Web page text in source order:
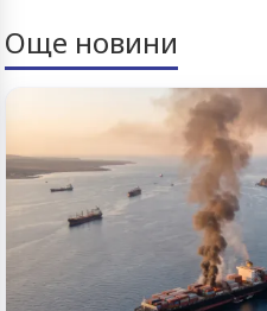
Още новини